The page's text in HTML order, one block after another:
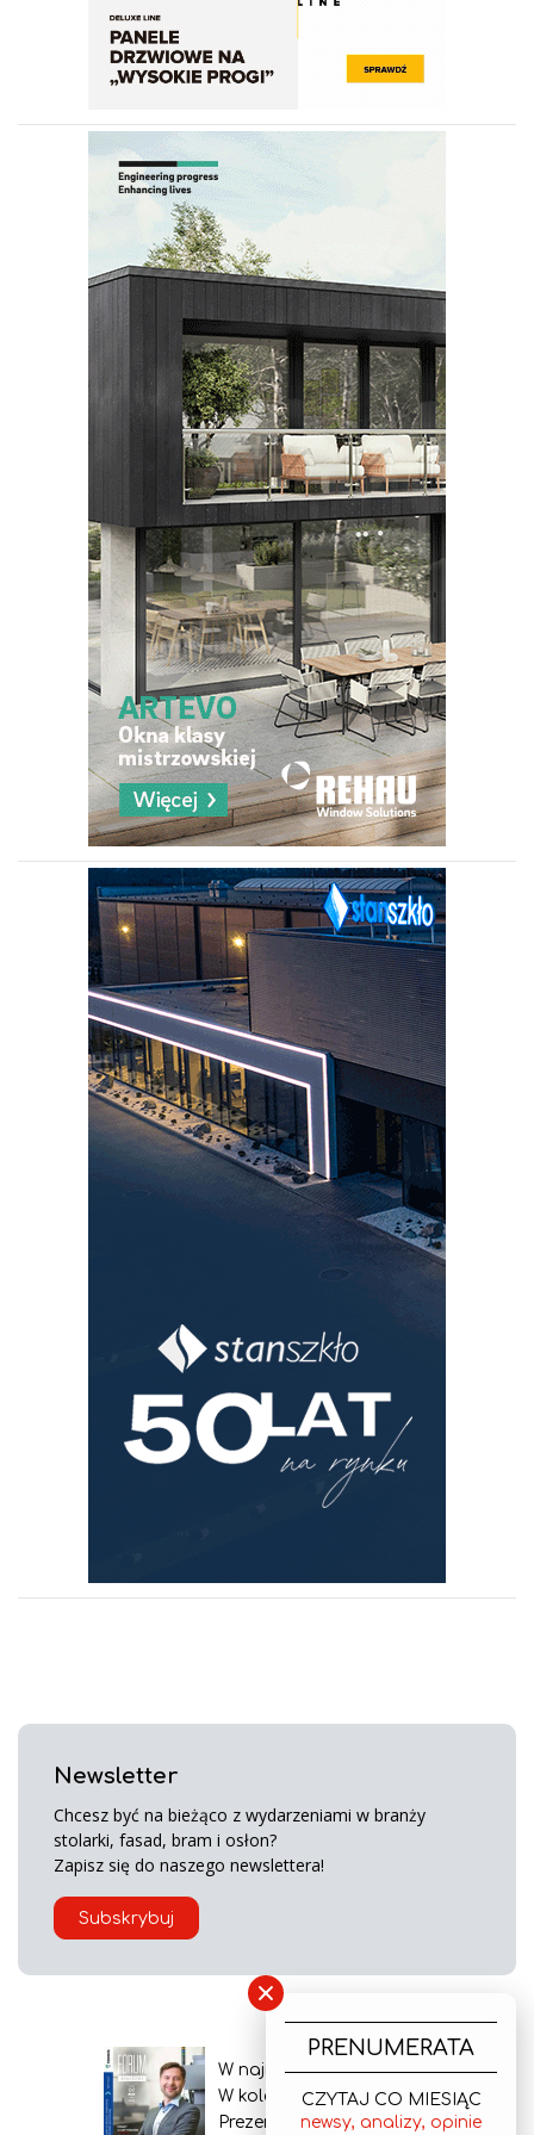
Newsletter
Chcesz być na bieżąco z wydarzeniami w branży
stolarki, fasad, bram i osłon?
Zapisz się do naszego newslettera!
Subskrybuj
W najnowszym wydaniu
W kolejnym numerze
Prezentacja gazety
×
PRENUMERATA
CZYTAJ CO MIESIĄC
newsy, analizy, opinie